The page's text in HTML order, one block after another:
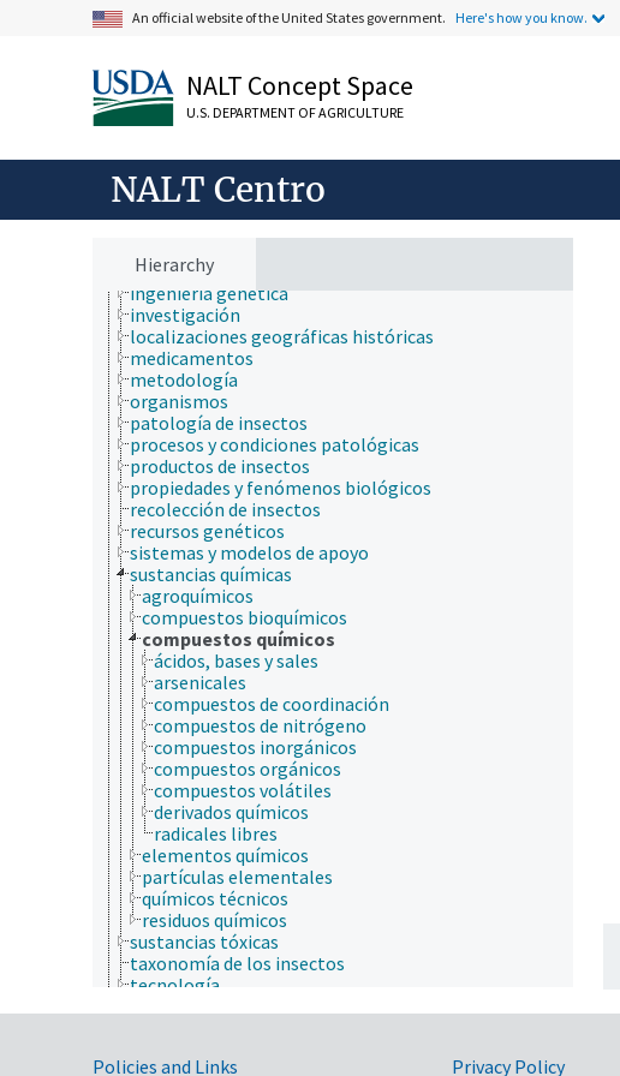
An official website of the United States government. Here's how you know.
NALT Concept Space
U.S. DEPARTMENT OF AGRICULTURE
NALT Centro
Hierarchy
fincas, sistemas de producción agrícola
investigación, tecnología, métodos
bioinformática
ciencia y tecnología geoespaciales
cruzamiento
desarrollo de vacunas
equipamiento
etiología
evaluación de germoplasma
ingeniería
ingeniería genética
investigación
localizaciones geográficas históricas
medicamentos
metodología
organismos
patología de insectos
procesos y condiciones patológicas
productos de insectos
propiedades y fenómenos biológicos
recolección de insectos
recursos genéticos
sistemas y modelos de apoyo
sustancias químicas
agroquímicos
compuestos bioquímicos
compuestos químicos
ácidos, bases y sales
arsenicales
compuestos de coordinación
compuestos de nitrógeno
compuestos inorgánicos
compuestos orgánicos
compuestos volátiles
derivados químicos
radicales libres
elementos químicos
partículas elementales
químicos técnicos
residuos químicos
sustancias tóxicas
taxonomía de los insectos
tecnología
producción de plantas, horticultura
Policies and Links Privacy Policy